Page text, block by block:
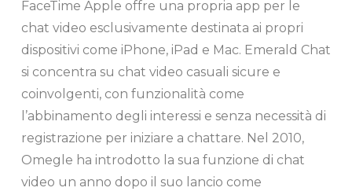
FaceTime Apple offre una propria app per le
chat video esclusivamente destinata ai propri
dispositivi come iPhone, iPad e Mac. Emerald Chat
si concentra su chat video casuali sicure e
coinvolgenti, con funzionalità come
l’abbinamento degli interessi e senza necessità di
registrazione per iniziare a chattare. Nel 2010,
Omegle ha introdotto la sua funzione di chat
video un anno dopo il suo lancio come